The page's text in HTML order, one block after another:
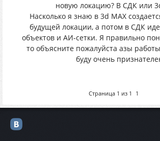
новую локацию? В СДК или
Насколько я знаю в 3d МАХ
будущей локации, а потом в СДК
объектов и АИ-сетки. Я правильно
то объясните пожалуйста азы
буду очень
Страница 1 из 1 1